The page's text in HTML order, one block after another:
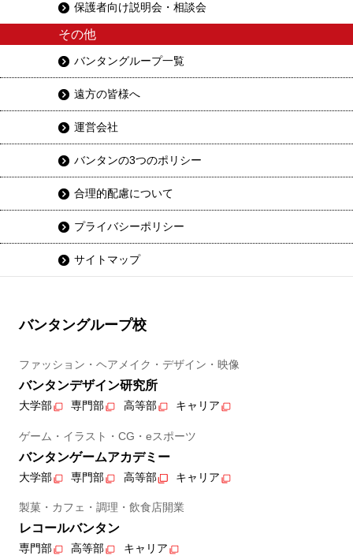
保護者向け説明会・相談会
その他
バンタングループ一覧
遠方の皆様へ
運営会社
バンタンの3つのポリシー
合理的配慮について
プライバシーポリシー
サイトマップ
バンタングループ校
ファッション・ヘアメイク・デザイン・映像
バンタンデザイン研究所
大学部 専門部 高等部 キャリア
ゲーム・イラスト・CG・eスポーツ
バンタンゲームアカデミー
大学部 専門部 高等部 キャリア
製菓・カフェ・調理・飲食店開業
レコールバンタン
専門部 高等部 キャリア